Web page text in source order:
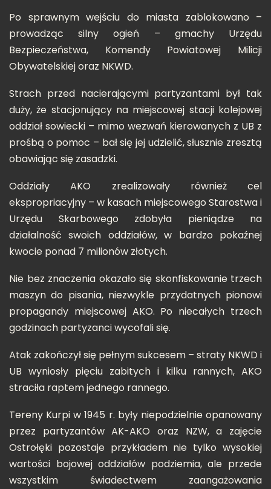
Po sprawnym wejściu do miasta zablokowano –
prowadząc silny ogień – gmachy Urzędu
Bezpieczeństwa, Komendy Powiatowej Milicji
Obywatelskiej oraz NKWD.
Strach przed nacierającymi partyzantami był tak
duży, że stacjonujący na miejscowej stacji kolejowej
oddział sowiecki – mimo wezwań kierowanych z UB z
prośbą o pomoc – bał się jej udzielić, słusznie zresztą
obawiając się zasadzki.
Oddziały AKO zrealizowały również cel
ekspropriacyjny – w kasach miejscowego Starostwa i
Urzędu Skarbowego zdobyła pieniądze na
działalność swoich oddziałów, w bardzo pokaźnej
kwocie ponad 7 milionów złotych.
Nie bez znaczenia okazało się skonfiskowanie trzech
maszyn do pisania, niezwykle przydatnych pionowi
propagandy miejscowej AKO. Po niecałych trzech
godzinach partyzanci wycofali się.
Atak zakończył się pełnym sukcesem – straty NKWD i
UB wyniosły pięciu zabitych i kilku rannych, AKO
straciła raptem jednego rannego.
Tereny Kurpi w 1945 r. były niepodzielnie opanowany
przez partyzantów AK-AKO oraz NZW, a zajęcie
Ostrołęki pozostaje przykładem nie tylko wysokiej
wartości bojowej oddziałów podziemia, ale przede
wszystkim świadectwem zaangażowania